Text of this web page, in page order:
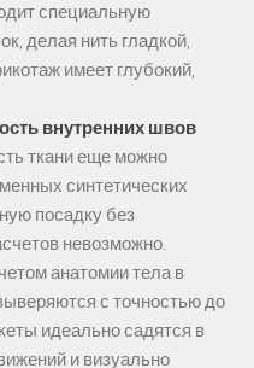
специальную
делая нить гладкой,
имеет глубокий,
внутренних швов
ткани еще можно
синтетических
посадку без
невозможно.
анатомии тела в
с точностью до
идеально садятся в
и визуально